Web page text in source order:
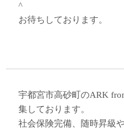
^
お待ちしております。
宇都宮市高砂町のARK
集しております。
社会保険完備、随時昇級